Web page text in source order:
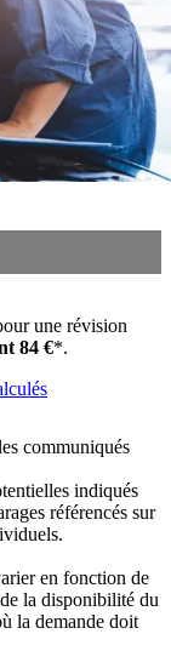
une révision
84 €*.
communiqués
indiqués
référencés sur
en fonction de
la disponibilité du
la demande doit